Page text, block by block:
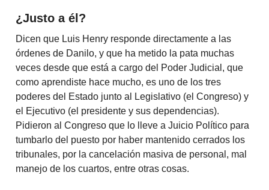
¿Justo a él?
Dicen que Luis Henry responde directamente a las
órdenes de Danilo, y que ha metido la pata muchas
veces desde que está a cargo del Poder Judicial, que
como aprendiste hace mucho, es uno de los tres
poderes del Estado junto al Legislativo (el Congreso) y
el Ejecutivo (el presidente y sus dependencias).
Pidieron al Congreso que lo lleve a Juicio Político para
tumbarlo del puesto por haber mantenido cerrados los
tribunales, por la cancelación masiva de personal, mal
manejo de los cuartos, entre otras cosas.